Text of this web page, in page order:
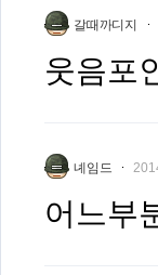
갈때까디지
웃음포
녜임드
어느부